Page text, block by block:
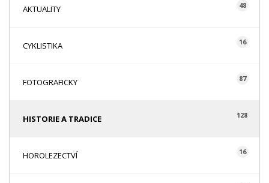
AKTUALITY 48
CYKLISTIKA 16
FOTOGRAFICKY 87
HISTORIE A TRADICE 128
HOROLEZECTVÍ 16